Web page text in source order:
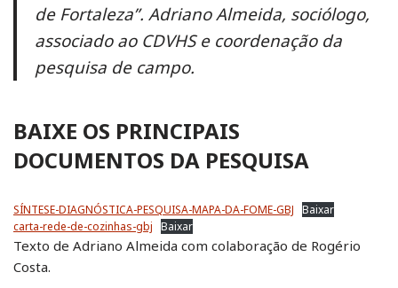
de Fortaleza”. Adriano Almeida, sociólogo,
associado ao CDVHS e coordenação da
pesquisa de campo.
BAIXE OS PRINCIPAIS
DOCUMENTOS DA PESQUISA
SÍNTESE-DIAGNÓSTICA-PESQUISA-MAPA-DA-FOME-GBJ Baixar
carta-rede-de-cozinhas-gbj Baixar
Texto de Adriano Almeida com colaboração de Rogério
Costa.